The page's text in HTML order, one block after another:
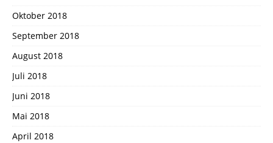
Oktober 2018
September 2018
August 2018
Juli 2018
Juni 2018
Mai 2018
April 2018